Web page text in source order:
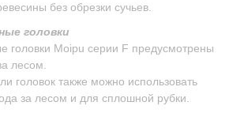
без обрезки сучьев.
головки
головки Moipu серии F предусмотрены
лесом.
головок также можно использовать
за лесом и для сплошной рубки.